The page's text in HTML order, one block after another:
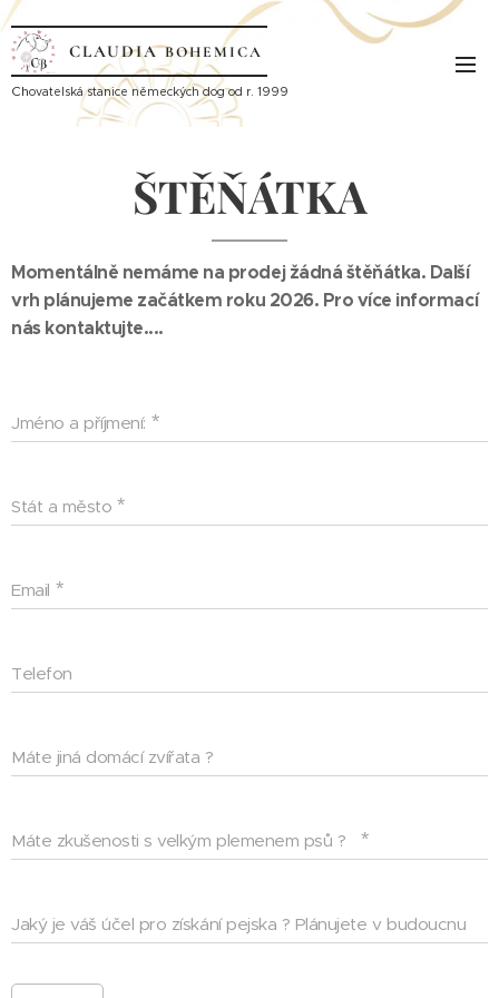
CLAUDIABOHEMICA
Chovatelská stanice německých dog od r. 1999
ŠTĚŇÁTKA
Momentálně nemáme na prodej žádná štěňátka. Další
vrh plánujeme začátkem roku 2026. Pro více informací
nás kontaktujte....
Jméno a příjmení:
Stát a město
Email
Telefon
Máte jiná domácí zvířata ?
Máte zkušenosti s velkým plemenem psů ?
Jaký je váš účel pro získání pejska ? Plánujete v budoucnu
výstavy a chov ?